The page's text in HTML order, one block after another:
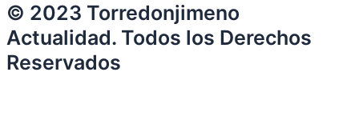
© 2023 Torredonjimeno
Actualidad. Todos los Derechos
Reservados